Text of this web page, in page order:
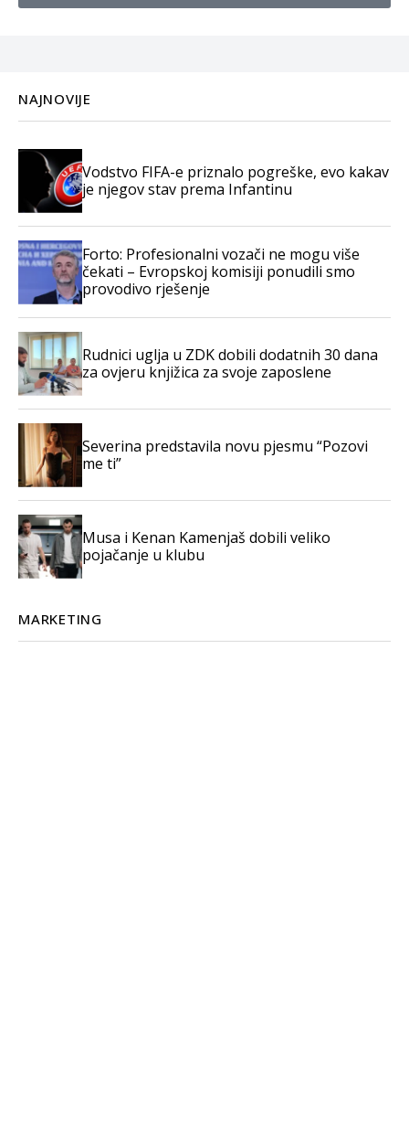
NAJNOVIJE
Vodstvo FIFA-e priznalo pogreške, evo kakav
je njegov stav prema Infantinu
Forto: Profesionalni vozači ne mogu više
čekati – Evropskoj komisiji ponudili smo
provodivo rješenje
Rudnici uglja u ZDK dobili dodatnih 30 dana
za ovjeru knjižica za svoje zaposlene
Severina predstavila novu pjesmu “Pozovi
me ti”
Musa i Kenan Kamenjaš dobili veliko
pojačanje u klubu
MARKETING